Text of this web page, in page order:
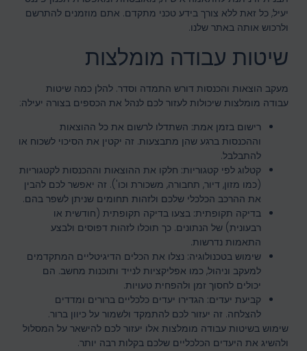
יעיל, כל זאת ללא צורך בידע טכני מתקדם. אתם מוזמנים להתרשם
ולרכוש אותה באתר שלנו.
שיטות עבודה מומלצות
מעקב הוצאות והכנסות דורש התמדה וסדר. להלן כמה שיטות
עבודה מומלצות שיכולות לעזור לכם לנהל את הכספים בצורה יעילה:
רישום בזמן אמת: השתדלו לרשום את כל ההוצאות
וההכנסות ברגע שהן מתבצעות. זה יקטין את הסיכוי לשכוח או
להתבלבל.
קטלוג לפי קטגוריות: חלקו את ההוצאות וההכנסות לקטגוריות
(כמו מזון, דיור, תחבורה, משכורת וכו'). זה יאפשר לכם להבין
את ההרכב הכלכלי שלכם ולזהות תחומים שניתן לשפר בהם.
בדיקה תקופתית: בצעו בדיקה תקופתית (חודשית או
רבעונית) של הנתונים. כך תוכלו לזהות דפוסים ולבצע
התאמות נדרשות.
שימוש בטכנולוגיה: נצלו את הכלים הדיגיטליים המתקדמים
למעקב וניהול, כמו אפליקציות לנייד ותוכנות מחשב. הם
יכולים לחסוך זמן ולהפחית טעויות.
קביעת יעדים: הגדירו יעדים כלכליים ברורים ומדדים
להצלחה. זה יעזור לכם להתמקד ולשמור על כיוון ברור.
שימוש בשיטות עבודה מומלצות אלו יעזור לכם להישאר על המסלול
ולהשיג את היעדים הכלכליים שלכם בקלות רבה יותר.